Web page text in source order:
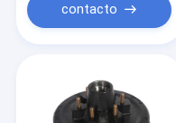
contacto